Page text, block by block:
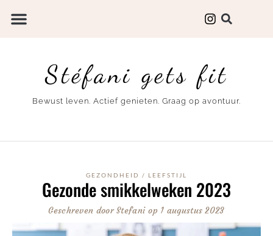
Stéfani gets fit
Bewust leven. Actief genieten. Graag op avontuur.
GEZONDHEID / LEEFSTIJL
Gezonde smikkelweken 2023
Geschreven doorStefani op 1 augustus 2023